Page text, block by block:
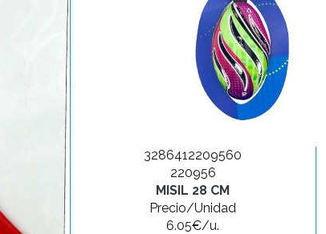
3286412209560
220956
MISIL 28 CM
Precio/Unidad
6.05€/u.